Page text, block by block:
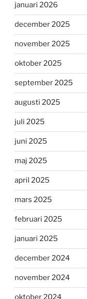
januari 2026
december 2025
november 2025
oktober 2025
september 2025
augusti 2025
juli 2025
juni 2025
maj 2025
april 2025
mars 2025
februari 2025
januari 2025
december 2024
november 2024
oktober 2024